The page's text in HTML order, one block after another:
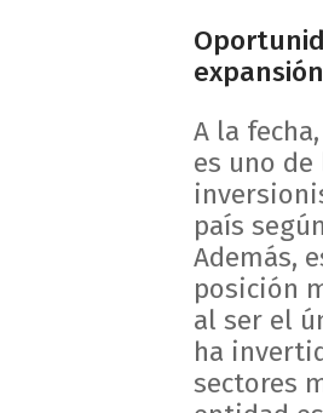
expansión
A la
es uno
país
Además,
posición
al ser el
ha
sectores